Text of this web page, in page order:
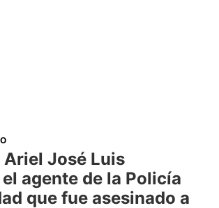
Ariel José Luis
agente de la Policía
que fue asesinado a